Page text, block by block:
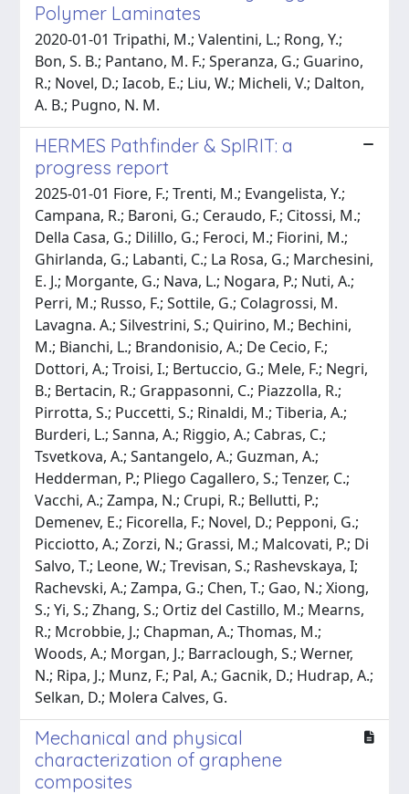
Polymer Laminates
2020-01-01 Tripathi, M.; Valentini, L.; Rong, Y.;
Bon, S. B.; Pantano, M. F.; Speranza, G.; Guarino,
R.; Novel, D.; Iacob, E.; Liu, W.; Micheli, V.; Dalton,
A. B.; Pugno, N. M.
HERMES Pathfinder & SpIRIT: a
progress report
2025-01-01 Fiore, F.; Trenti, M.; Evangelista, Y.;
Campana, R.; Baroni, G.; Ceraudo, F.; Citossi, M.;
Della Casa, G.; Dilillo, G.; Feroci, M.; Fiorini, M.;
Ghirlanda, G.; Labanti, C.; La Rosa, G.; Marchesini,
E. J.; Morgante, G.; Nava, L.; Nogara, P.; Nuti, A.;
Perri, M.; Russo, F.; Sottile, G.; Colagrossi, M.
Lavagna. A.; Silvestrini, S.; Quirino, M.; Bechini,
M.; Bianchi, L.; Brandonisio, A.; De Cecio, F.;
Dottori, A.; Troisi, I.; Bertuccio, G.; Mele, F.; Negri,
B.; Bertacin, R.; Grappasonni, C.; Piazzolla, R.;
Pirrotta, S.; Puccetti, S.; Rinaldi, M.; Tiberia, A.;
Burderi, L.; Sanna, A.; Riggio, A.; Cabras, C.;
Tsvetkova, A.; Santangelo, A.; Guzman, A.;
Hedderman, P.; Pliego Cagallero, S.; Tenzer, C.;
Vacchi, A.; Zampa, N.; Crupi, R.; Bellutti, P.;
Demenev, E.; Ficorella, F.; Novel, D.; Pepponi, G.;
Picciotto, A.; Zorzi, N.; Grassi, M.; Malcovati, P.; Di
Salvo, T.; Leone, W.; Trevisan, S.; Rashevskaya, I;
Rachevski, A.; Zampa, G.; Chen, T.; Gao, N.; Xiong,
S.; Yi, S.; Zhang, S.; Ortiz del Castillo, M.; Mearns,
R.; Mcrobbie, J.; Chapman, A.; Thomas, M.;
Woods, A.; Morgan, J.; Barraclough, S.; Werner,
N.; Ripa, J.; Munz, F.; Pal, A.; Gacnik, D.; Hudrap, A.;
Selkan, D.; Molera Calves, G.
Mechanical and physical
characterization of graphene
composites